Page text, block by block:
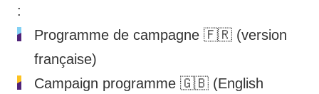
:
Programme de campagne 🇫🇷 (version
française)
Campaign programme 🇬🇧 (English